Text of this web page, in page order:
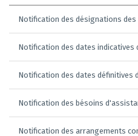
Notification des désignations des
Notification des dates indicatives
Notification des dates définitives
Notification des bésoins
Notification des arrangements